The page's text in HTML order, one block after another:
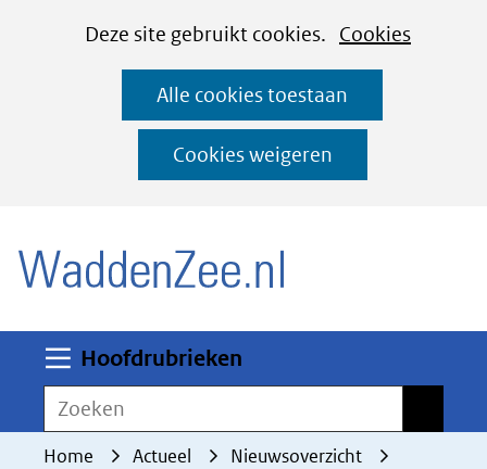
CookiesDeze site gebruikt cookies. Cookies
deze
worden
toegestaan
geweigerd.
Alle cookies toestaan
Cookies weigeren
Ga
naar
de
inhoud
Hoofdrubrieken
Zoeken
Home Actueel
Nieuwsoverzicht